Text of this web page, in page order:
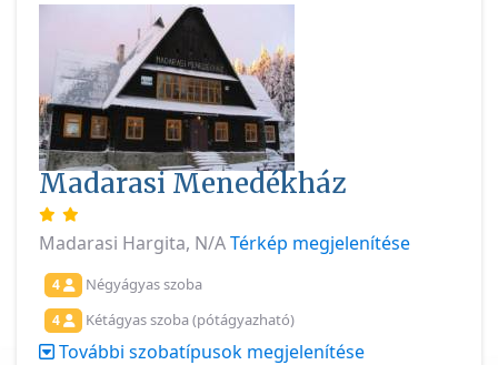
Madarasi Menedékház
Madarasi Hargita, N/ATérkép megjelenítése
4 Négyágyas szoba
4 Kétágyas szoba (pótágyazható)
További szobatípusok megjelenítése